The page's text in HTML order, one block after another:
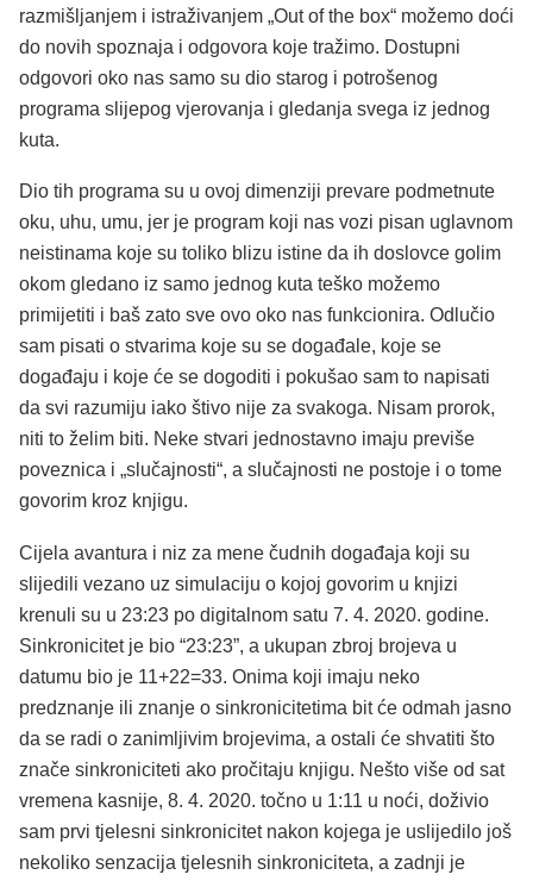
razmišljanjem i istraživanjem „Out of the box“ možemo doći
do novih spoznaja i odgovora koje tražimo. Dostupni
odgovori oko nas samo su dio starog i potrošenog
programa slijepog vjerovanja i gledanja svega iz jednog
kuta.
Dio tih programa su u ovoj dimenziji prevare podmetnute
oku, uhu, umu, jer je program koji nas vozi pisan uglavnom
neistinama koje su toliko blizu istine da ih doslovce golim
okom gledano iz samo jednog kuta teško možemo
primijetiti i baš zato sve ovo oko nas funkcionira. Odlučio
sam pisati o stvarima koje su se događale, koje se
događaju i koje će se dogoditi i pokušao sam to napisati
da svi razumiju iako štivo nije za svakoga. Nisam prorok,
niti to želim biti. Neke stvari jednostavno imaju previše
poveznica i „slučajnosti“, a slučajnosti ne postoje i o tome
govorim kroz knjigu.
Cijela avantura i niz za mene čudnih događaja koji su
slijedili vezano uz simulaciju o kojoj govorim u knjizi
krenuli su u 23:23 po digitalnom satu 7. 4. 2020. godine.
Sinkronicitet je bio “23:23”, a ukupan zbroj brojeva u
datumu bio je 11+22=33. Onima koji imaju neko
predznanje ili znanje o sinkronicitetima bit će odmah jasno
da se radi o zanimljivim brojevima, a ostali će shvatiti što
znače sinkroniciteti ako pročitaju knjigu. Nešto više od sat
vremena kasnije, 8. 4. 2020. točno u 1:11 u noći, doživio
sam prvi tjelesni sinkronicitet nakon kojega je uslijedilo još
nekoliko senzacija tjelesnih sinkroniciteta, a zadnji je